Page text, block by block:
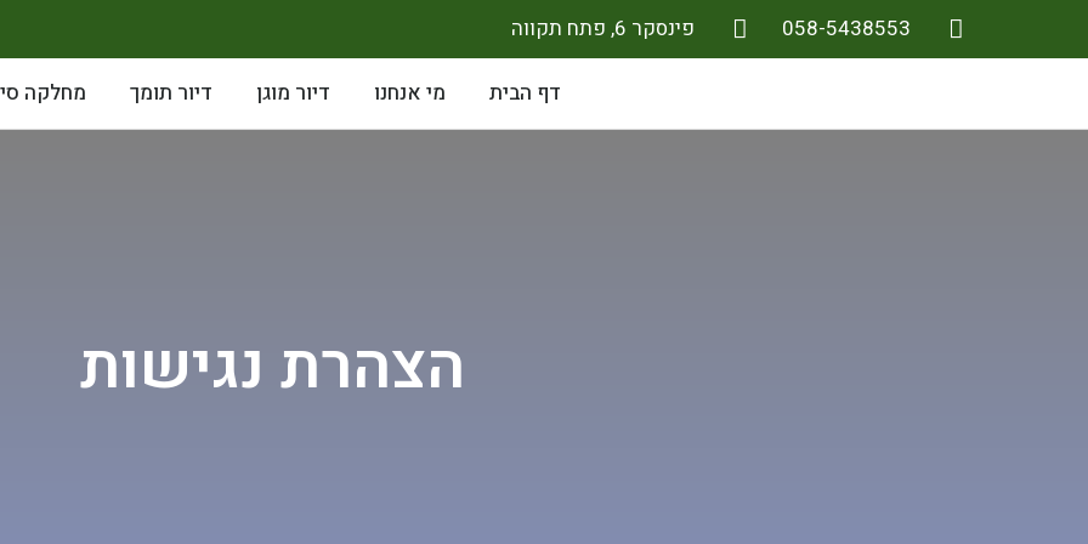
058-5438553 פינסקר 6, פתח תקווה
דף הבית מי אנחנו דיור מוגן דיור תומך מחלקה
הצהרת נגישות